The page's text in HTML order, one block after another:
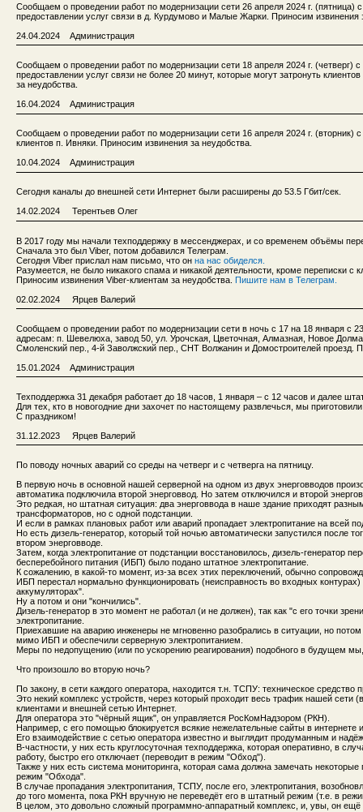
Сообщаем о проведении работ по модернизации сети 26 апреля 2024 г. (пятница)
предоставлении услуг связи в д. Курдумово и Малые Жарки. Приносим извинения
24.04.2024 Администрация
Сообщаем о проведении работ по модернизации сети 18 апреля 2024 г.
предоставлении услуг связи не более 20 минут, которые могут затронуть
за неудобства.
16.04.2024 Администрация
Сообщаем о проведении работ по модернизации сети 16 апреля 2024 г. (вторник)
клиентов п. Ивняки. Приносим извинения за неудобства.
10.04.2024 Администрация
Сегодня каналы до внешней сети Интернет были расширены до 53.5 Гбит/сек.
14.02.2024 Терентьев Олег
В 2017 году мы начали техподдержку в мессенджерах, и со временем объёмы
Сначала это был Viber, потом добавился Телеграм.
Сегодня Viber прислал нам письмо, что он на нас обиделся.
Разумеется, не было никакого спама и никакой деятельности, кроме переписки с
Приносим извинения Viber-клиентам за неудобства. Пишите нам в Телеграм.
02.02.2024 Ярцев Валерий
Сообщаем о проведении работ по модернизации сети в ночь с 17 на 18 января с
адресам: п. Шевелюха, завод 50, ул. Урочская, Цветочная, Алмазная, Новое
Смоленский пер., 4-й Заволжский пер., СНТ Волжанин и Домостроителей проезд.
15.01.2024 Администрация
Техподдержка 31 декабря работает до 18 часов, 1 января – с 12 часов и далее
Для тех, кто в новогодние дни захочет по настоящему развлечься, мы
С праздником!
31.12.2023 Ярцев Валерий
По поводу ночных аварий со среды на четверг и с четверга на пятницу.
В первую ночь в основной нашей серверной на одном из двух энерговводов
автоматика подключила второй энерговвод. Но затем отключился и второй
Это редкая, но штатная ситуация: два энерговвода в наше здание приходят
трансформаторов, но с одной подстанции.
И если в рамках плановых работ или аварий пропадает электропитание на всей
Но есть дизель-генератор, который той ночью автоматически запустился после
втором энерговводе.
Затем, когда электропитание от подстанции восстановилось, дизель-генератор
бесперебойного питания (ИБП) было подано штатное электропитание.
К сожалению, в какой-то момент, из-за всех этих переключений, обычно
ИБП перестал нормально функционировать (неисправность во входных
аккумуляторах".
Ну а потом и они "кончились".
Дизель-генератор в это момент не работал (и не должен), так как "с его точки
электропитание.
Приехавшие на аварию инженеры не мгновенно разобрались в ситуации, но
мимо ИБП и обеспечили серверную электропитанием.
Меры по недопущению (или по ускорению реагирования) подобного в будущем
Что произошло во вторую ночь?
По закону, в сети каждого оператора, находится т.н. ТСПУ: техническое средство
Это некий комплекс устройств, через который проходит весь трафик нашей
клиентами и внешней сетью Интернет.
Для оператора это "чёрный ящик", он управляется РосКомНадзором (РКН).
Например, с его помощью блокируется всякие нежелательные сайты в интернете
Его взаимодействие с сетью оператора известно и выглядит продуманным и
В-частности, у них есть круглосуточная техподдержка, которая оперативно, в
работу, быстро его отключает (переводит в режим "Обход").
Также у них есть система мониторинга, которая сама должна замечать
режим "Обхода".
В случае пропадания электропитания, ТСПУ, после его, электропитания,
до того момента, пока РКН вручную не переведёт его в штатный режим (т.е. в
В целом, это довольно сложный программно-аппаратный комплекс, и, увы, он